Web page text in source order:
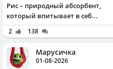
Рис – природный абсорбент,
который впитывает в себ...
2 138
Марусичка
01-08-2026